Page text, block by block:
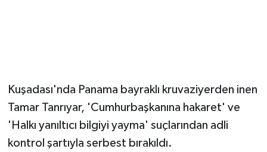
Kuşadası'nda Panama bayraklı kruvaziyerden inen
Tamar Tanrıyar, 'Cumhurbaşkanına hakaret' ve
'Halkı yanıltıcı bilgiyi yayma' suçlarından adli
kontrol şartıyla serbest bırakıldı.